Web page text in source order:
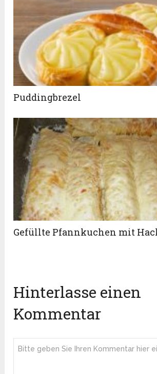
Puddingbrezel
Gefüllte Pfannkuchen mit
Hinterlasse einen
Kommentar